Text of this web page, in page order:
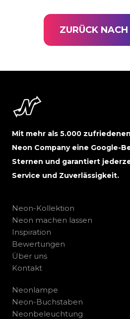
ZURÜCK
Mit mehr als 5.000
Neon Company eine Google-
Sternen und garantiert
Service und Zuverlässigkeit.
Neon-Kollektion
Neon machen lassen
Inspiration
Bewertungen
Über uns
Kontakt
Neonlampe
Neon-Buchstaben
Neonbeleuchtung